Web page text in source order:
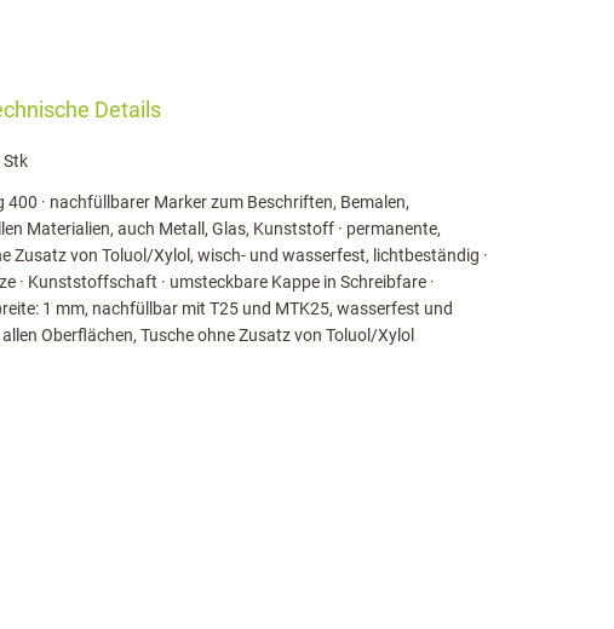
Details
Stk
· nachfüllbarer Marker zum Beschriften, Bemalen,
Materialien, auch Metall, Glas, Kunststoff · permanente,
Zusatz von Toluol/Xylol, wisch- und wasserfest, lichtbeständig ·
· Kunststoffschaft · umsteckbare Kappe in Schreibfare ·
1 mm, nachfüllbar mit T25 und MTK25, wasserfest und
Oberflächen, Tusche ohne Zusatz von Toluol/Xylol